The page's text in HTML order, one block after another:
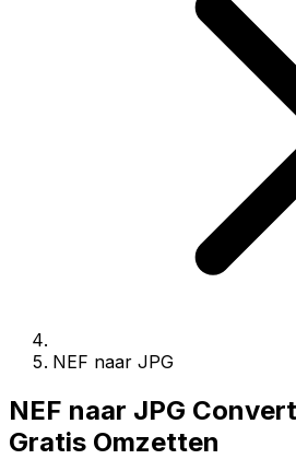
NEF naar JPG
NEF naar JPG
Gratis Omzetten